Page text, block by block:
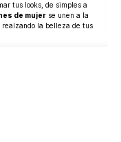
tus looks, de simples a
de mujer se unen a la
la belleza de tus
con piedras y